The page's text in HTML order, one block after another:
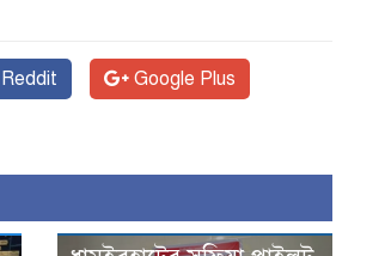
Reddit Google Plus